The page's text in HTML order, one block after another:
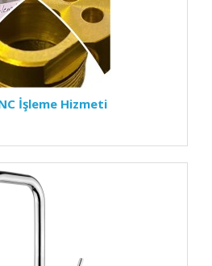
İşleme Hizmeti